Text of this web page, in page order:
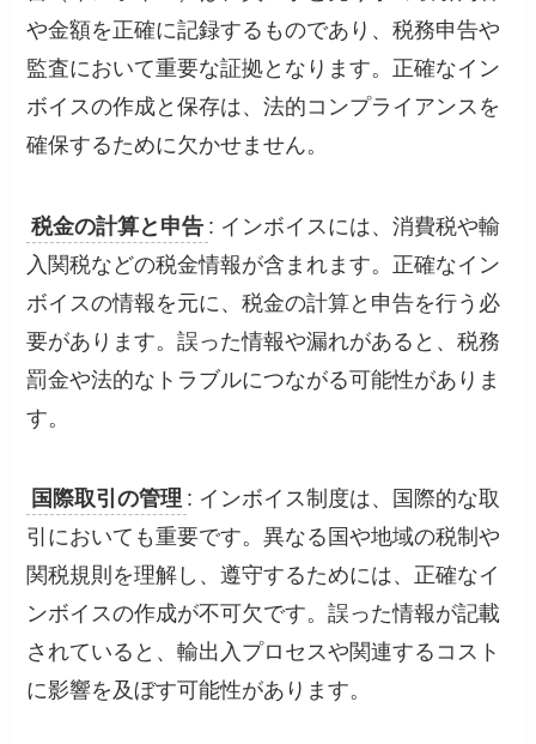
や金額を正確に記録するものであり、税務申告や
監査において重要な証拠となります。正確なイン
ボイスの作成と保存は、法的コンプライアンスを
確保するために欠かせません。
税金の計算と申告 : インボイスには、消費税や輸
入関税などの税金情報が含まれます。正確なイン
ボイスの情報を元に、税金の計算と申告を行う必
要があります。誤った情報や漏れがあると、税務
罰金や法的なトラブルにつながる可能性がありま
す。
国際取引の管理 : インボイス制度は、国際的な取
引においても重要です。異なる国や地域の税制や
関税規則を理解し、遵守するためには、正確なイ
ンボイスの作成が不可欠です。誤った情報が記載
されていると、輸出入プロセスや関連するコスト
に影響を及ぼす可能性があります。